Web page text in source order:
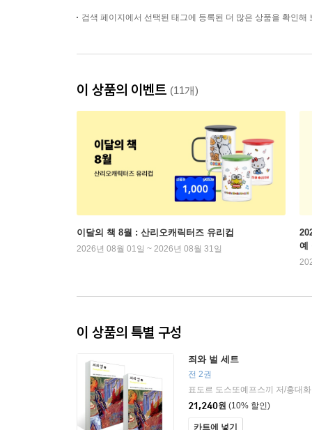
검색 페이지에서 선택된 태그에 등록된 더 많은 상품을 확인해
이 상품의 이벤트 (11개)
이달의 책 8월 : 산리오캐릭터즈 유리컵
2026년 08월 01일 ~ 2026년 08월 31일
예
이 상품의 특별 구성
죄와 벌 세트
전 2권
표도르 도스또예프스끼 저/홍대
21,240원 (10% 할인)
카트에 넣기